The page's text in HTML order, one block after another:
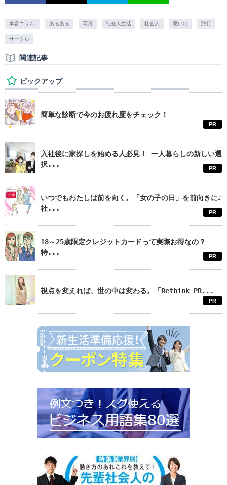
本音コラム. あるある 写真 社会人生活 社会人 思い出 旅行
サークル
関連記事
ピックアップ
簡単な診断で今のお疲れ度をチェック！
PR
入社後に家探しを始める人必見！ 一人暮らしの新しい選
択...
PR
いつでもわたしは前を向く。「女の子の日」を前向きに♪
社...
PR
18～25歳限定クレジットカードって実際お得なの？
特...
PR
視点を変えれば、世の中は変わる。「Rethink PR...
PR